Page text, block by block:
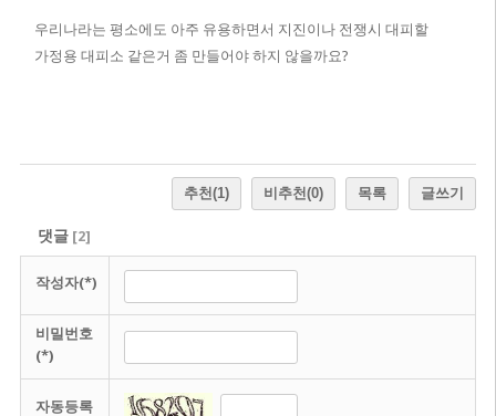
우리나라는 평소에도 아주 유용하면서 지진이나 전쟁시 대피할
가정용 대피소 같은거 좀 만들어야 하지 않을까요?
추천(1) 비추천(0) 목록 글쓰기
댓글[2]
작성자(*)
비밀번호
(*)
자동등록